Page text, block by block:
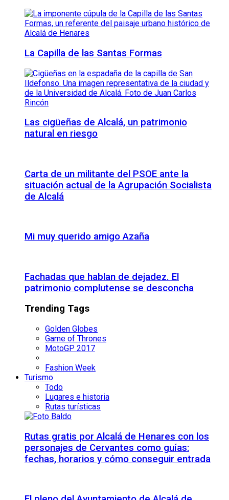
La Capilla de las Santas Formas
Las cigüeñas de Alcalá, un patrimonio
natural en riesgo
Carta de un militante del PSOE ante la
situación actual de la Agrupación Socialista
de Alcalá
Mi muy querido amigo Azaña
Fachadas que hablan de dejadez. El
patrimonio complutense se desconcha
Trending Tags
Golden Globes
Game of Thrones
MotoGP 2017
Fashion Week
Turismo
Todo
Lugares e historia
Rutas turísticas
Rutas gratis por Alcalá de Henares con los
personajes de Cervantes como guías:
fechas, horarios y cómo conseguir entrada